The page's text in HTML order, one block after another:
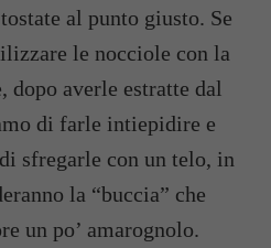
al punto giusto. Se
le nocciole con la
dopo averle estratte dal
di farle intiepidire e
sfregarle con un telo, in
la “buccia” che
un po’ amarognolo.